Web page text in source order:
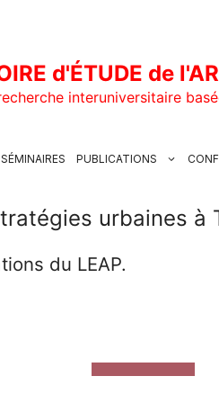
d'ÉTUDE de
interuniversitaire
SÉMINAIRES PUBLICATIONS
urbaines à
du LEAP.